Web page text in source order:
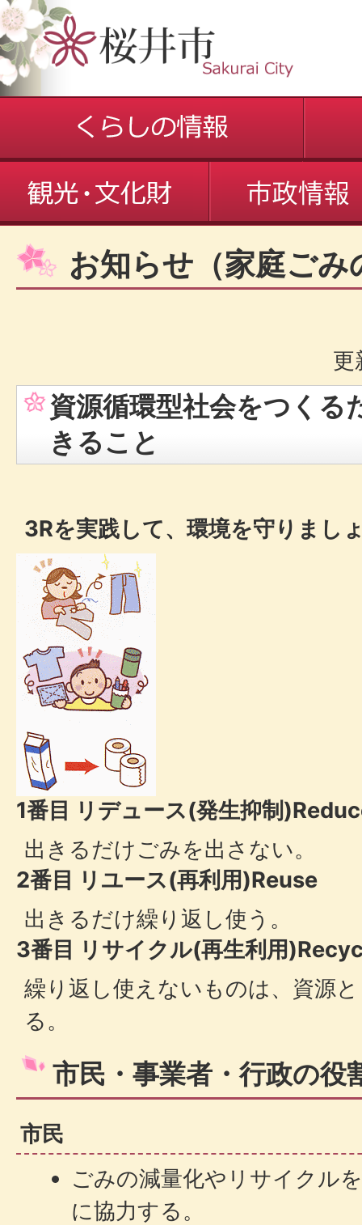
お知らせ（家庭ごみ
更
資源循環型社会をつくる
きること
3Rを実践して、環境を守りまし
1番目 リデュース(発生抑制)
出きるだけごみを出さない。
2番目 リユース(再利用)Reuse
出きるだけ繰り返し使う。
3番目 リサイクル(再生利用)
繰り返し使えないものは、資源
る。
市民・事業者・行政の役
市民
ごみの減量化やリサイクル
に協力する。